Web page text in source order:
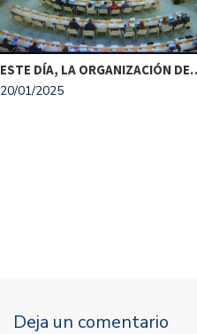
ESTE DÍA, LA ORGANIZACIÓN
20/01/2025
Deja un comentario